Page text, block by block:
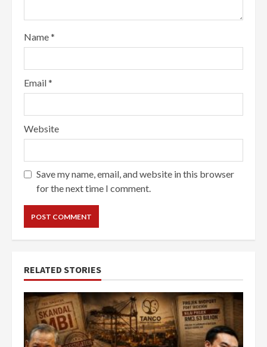
Name*
Email*
Website
Save my name, email, and website in this browser
for the next time I comment.
RELATED STORIES